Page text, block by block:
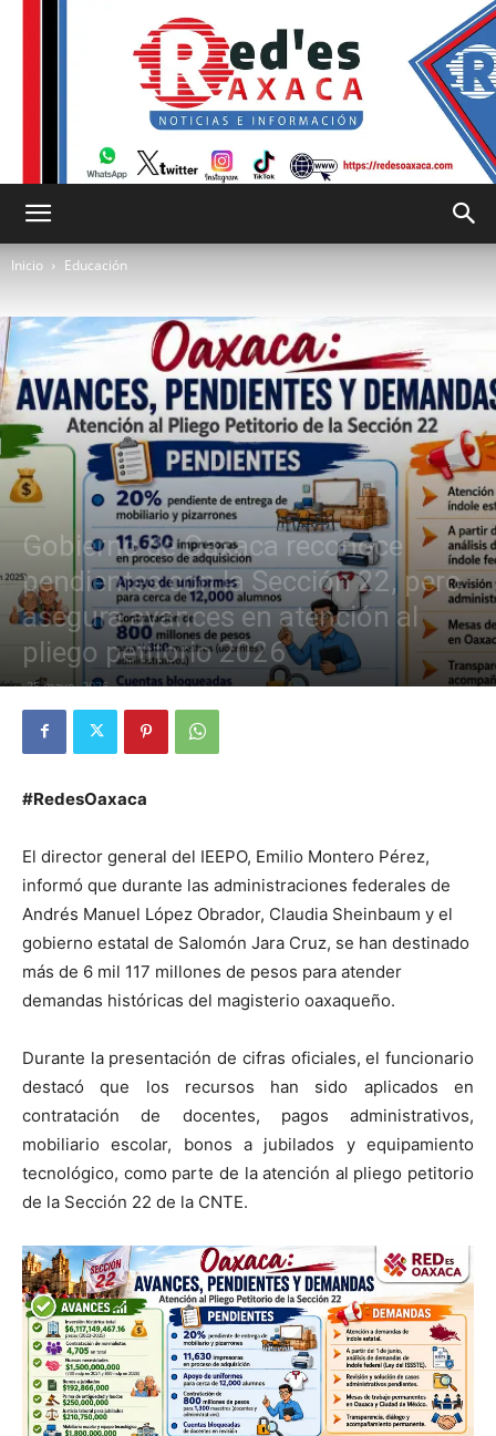
es
Oaxaca
Inicio Educación
Gobierno de Oaxaca reconoce
pendientes con la Sección 22, pero
asegura avances en atención al
pliego petitorio 2026
25 mayo, 2026
#RedesOaxaca
El director general del IEEPO, Emilio Montero Pérez,
informó que durante las administraciones federales de
Andrés Manuel López Obrador, Claudia Sheinbaum y el
gobierno estatal de Salomón Jara Cruz, se han destinado
más de 6 mil 117 millones de pesos para atender
demandas históricas del magisterio oaxaqueño.
Durante la presentación de cifras oficiales, el funcionario
destacó que los recursos han sido aplicados en
contratación de docentes, pagos administrativos,
mobiliario escolar, bonos a jubilados y equipamiento
tecnológico, como parte de la atención al pliego petitorio
de la Sección 22 de la CNTE.